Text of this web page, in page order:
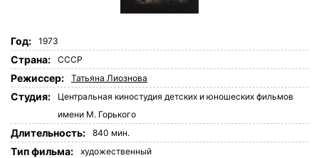
Год: 1973
Страна: СССР
Режиссер: Татьяна Лиознова
Студия:
Центральная киностудия детских и юношеских фильмов
имени М. Горького
Длительность: 840 мин.
Tип фильма: художественный